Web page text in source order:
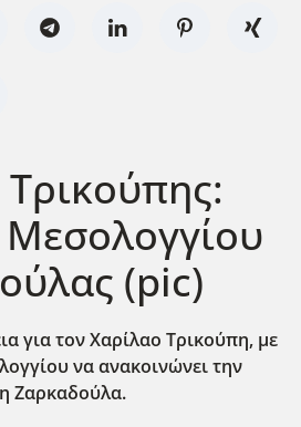
Μεσολογγίου
(pic)
για τον Χαρίλαο Τρικούπη, με
να ανακοινώνει την
Ζαρκαδούλα.